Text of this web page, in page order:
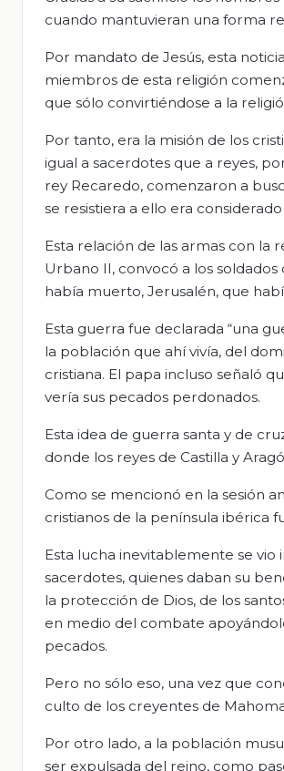
cuando mantuvieran una forma
Por mandato de Jesús, esta
miembros de esta religión
que sólo convirtiéndose a la
Por tanto, era la misión de los
igual a sacerdotes que a reyes,
rey Recaredo, comenzaron a
se resistiera a ello era
Esta relación de las armas con la
Urbano II, convocó a los
había muerto, Jerusalén, que
Esta guerra fue declarada “una
la población que ahí vivía, del
cristiana. El papa incluso señaló
vería sus pecados perdonados.
Esta idea de guerra santa y de
donde los reyes de Castilla y
Como se mencionó en la sesión
cristianos de la península ibérica
Esta lucha inevitablemente se
sacerdotes, quienes daban su
la protección de Dios, de los
en medio del combate
pecados.
Pero no sólo eso, una vez que
culto de los creyentes de
Por otro lado, a la población
ser expulsada del reino, como